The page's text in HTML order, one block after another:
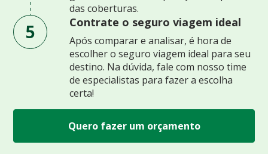
das coberturas.
5 Contrate o seguro viagem ideal
Após comparar e analisar, é hora de
escolher o seguro viagem ideal para seu
destino. Na dúvida, fale com nosso time
de especialistas para fazer a escolha
certa!
Quero fazer um orçamento